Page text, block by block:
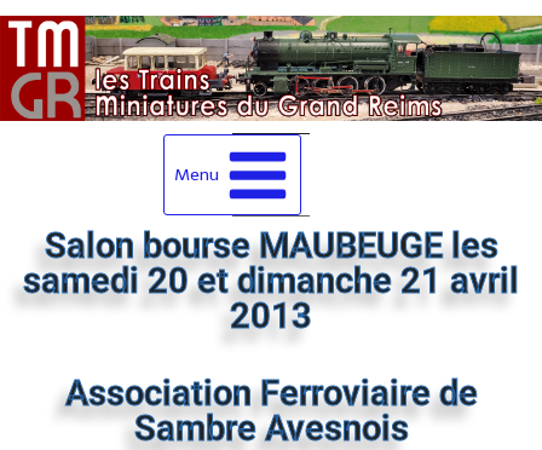
Menu
Salon bourse MAUBEUGE les
samedi 20 et dimanche 21 avril
2013
Association Ferroviaire de
Sambre Avesnois